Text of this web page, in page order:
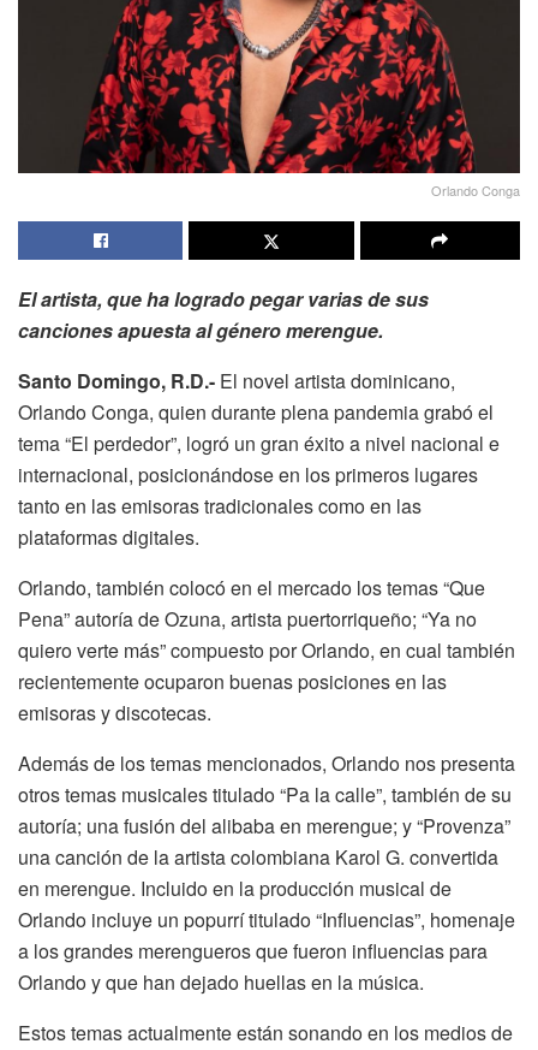
Orlando Conga
El artista, que ha logrado pegar varias de sus
canciones apuesta al género merengue.
Santo Domingo, R.D.- El novel artista dominicano,
Orlando Conga, quien durante plena pandemia grabó el
tema “El perdedor”, logró un gran éxito a nivel nacional e
internacional, posicionándose en los primeros lugares
tanto en las emisoras tradicionales como en las
plataformas digitales.
Orlando, también colocó en el mercado los temas “Que
Pena” autoría de Ozuna, artista puertorriqueño; “Ya no
quiero verte más” compuesto por Orlando, en cual también
recientemente ocuparon buenas posiciones en las
emisoras y discotecas.
Además de los temas mencionados, Orlando nos presenta
otros temas musicales titulado “Pa la calle”, también de su
autoría; una fusión del alibaba en merengue; y “Provenza”
una canción de la artista colombiana Karol G. convertida
en merengue. Incluido en la producción musical de
Orlando incluye un popurrí titulado “Influencias”, homenaje
a los grandes merengueros que fueron influencias para
Orlando y que han dejado huellas en la música.
Estos temas actualmente están sonando en los medios de